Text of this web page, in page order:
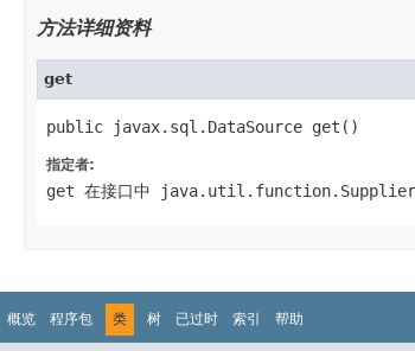
方法详细资料
get
public javax.sql.DataSource get()
指定者:
get 在接口中
概览 程序包 类 树 已过时 索引 帮助